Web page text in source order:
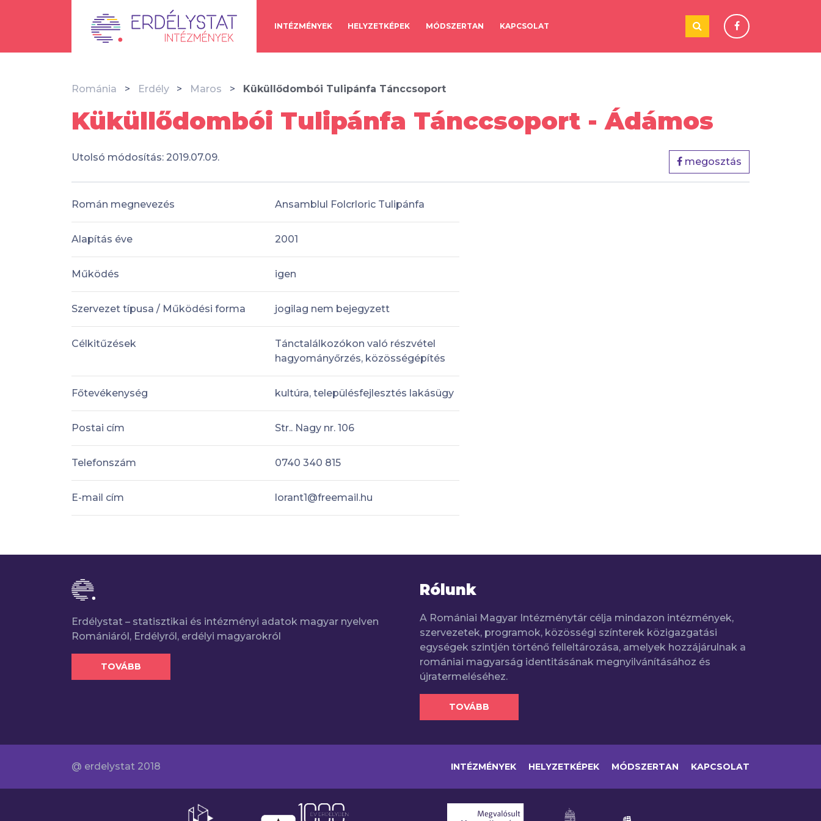
INTÉZMÉNYEK HELYZETKÉPEK MÓDSZERTAN KAPCSOLAT
Románia Erdély Maros Küküllődombói Tulipánfa Tánccsoport
Küküllődombói Tulipánfa Tánccsoport - Ádámos
Utolsó módosítás: 2019.07.09. megosztás
Román megnevezés Ansamblul Folcrloric Tulipánfa
Alapítás éve 2001
Működés igen
Szervezet típusa / Működési forma jogilag nem bejegyzett
Célkitűzések
Tánctalálkozókon való részvétel
hagyományőrzés, közösségépítés
Főtevékenység kultúra, településfejlesztés lakásügy
Postai cím Str.. Nagy nr. 106
Telefonszám 0740 340 815
E-mail cím lorant1@freemail.hu
Erdélystat – statisztikai és intézményi adatok magyar nyelven
Romániáról, Erdélyről, erdélyi magyarokról
TOVÁBB
Rólunk
A Romániai Magyar Intézménytár célja mindazon intézmények,
szervezetek, programok, közösségi színterek közigazgatási
egységek szintjén történő felleltározása, amelyek hozzájárulnak a
romániai magyarság identitásának megnyilvánításához és
újratermeléséhez.
TOVÁBB
@ erdelystat 2018 INTÉZMÉNYEK HELYZETKÉPEK MÓDSZERTAN KAPCSOLAT